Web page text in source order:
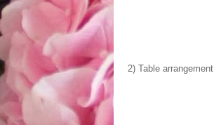
2) Table arrangement